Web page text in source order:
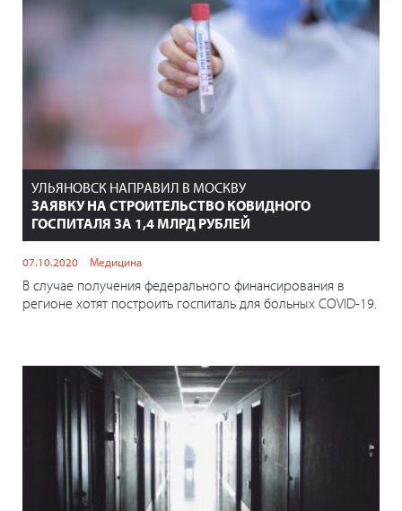
УЛЬЯНОВСК НАПРАВИЛ В МОСКВУ
ЗАЯВКУ НА СТРОИТЕЛЬСТВО КОВИДНОГО
ГОСПИТАЛЯ ЗА 1,4 МЛРД РУБЛЕЙ
07.10.2020 Медицина
В случае получения федерального финансирования в
регионе хотят построить госпиталь для больных COVID-19.